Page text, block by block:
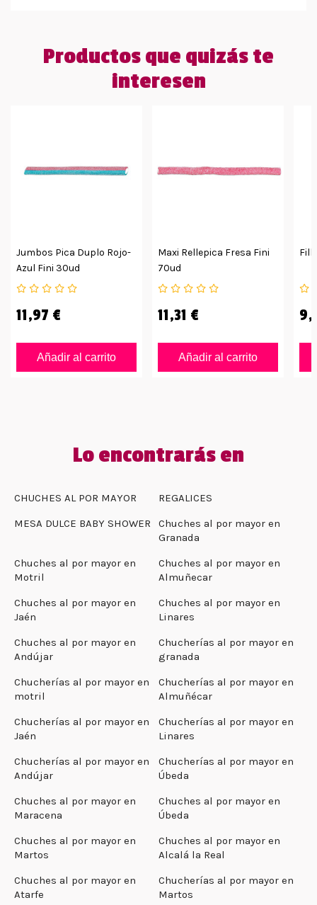
Productos que quizás te
interesen
Jumbos Pica Duplo Rojo-
Azul Fini 30ud
11,97 €
Añadir al carrito
Maxi Rellepica Fresa Fini
70ud
11,31 €
Añadir al carrito
Lo encontrarás en
CHUCHES AL POR MAYOR
REGALICES
MESA DULCE BABY SHOWER
Chuches al por mayor en
Granada
Chuches al por mayor en
Motril
Chuches al por mayor en
Almuñecar
Chuches al por mayor en
Jaén
Chuches al por mayor en
Linares
Chuches al por mayor en
Andújar
Chucherías al por mayor en
granada
Chucherías al por mayor en
motril
Chucherías al por mayor en
Almuñécar
Chucherías al por mayor en
Jaén
Chucherías al por mayor en
Linares
Chucherías al por mayor en
Andújar
Chucherías al por mayor en
Úbeda
Chuches al por mayor en
Maracena
Chuches al por mayor en
Úbeda
Chuches al por mayor en
Martos
Chuches al por mayor en
Alcalá la Real
Chuches al por mayor en
Atarfe
Chucherías al por mayor en
Martos